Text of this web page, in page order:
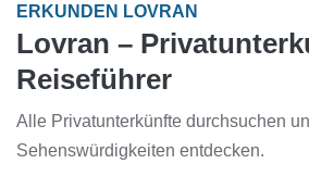
ERKUNDEN LOVRAN
Lovran –
Reiseführer
Alle Privatunterkünfte durchsuchen
Sehenswürdigkeiten entdecken.